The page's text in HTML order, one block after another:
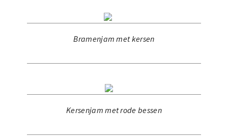
Bramenjam met kersen
Kersenjam met rode bessen